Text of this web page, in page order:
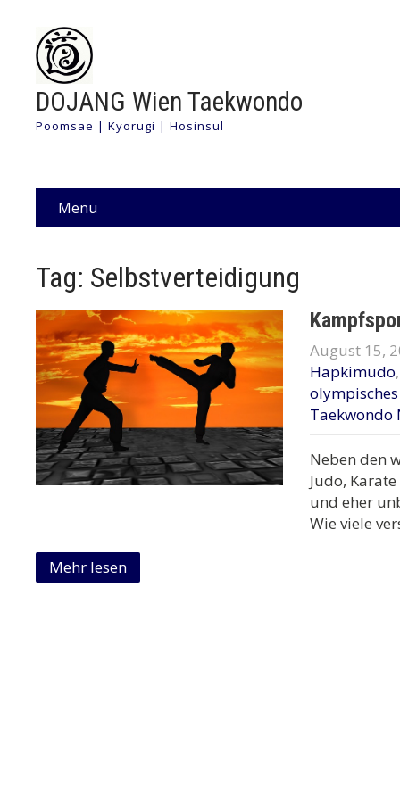
DOJANG Wien Taekwondo
Poomsae | Kyorugi | Hosinsul
Menu
Tag: Selbstverteidigung
August 15,
Hapkimudo
Taekwondo
Neben den
Judo,
und eher
Wie viele
Mehr lesen